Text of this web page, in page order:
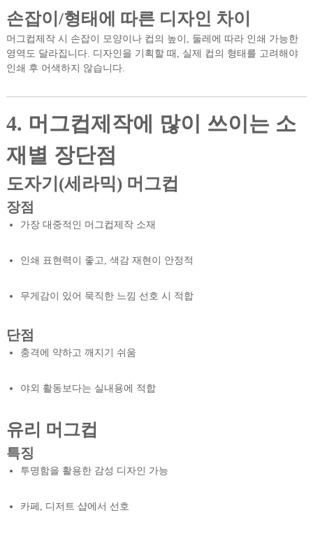
손잡이/형태에 따른 디자인 차이
머그컵제작 시 손잡이 모양이나 컵의 높이, 둘레에 따라 인쇄 가능한
영역도 달라집니다. 디자인을 기획할 때, 실제 컵의 형태를 고려해야
인쇄 후 어색하지 않습니다.
4. 머그컵제작에 많이 쓰이는 소
재별 장단점
도자기(세라믹) 머그컵
장점
가장 대중적인 머그컵제작 소재
인쇄 표현력이 좋고, 색감 재현이 안정적
무게감이 있어 묵직한 느낌 선호 시 적합
단점
충격에 약하고 깨지기 쉬움
야외 활동보다는 실내용에 적합
유리 머그컵
특징
투명함을 활용한 감성 디자인 가능
카페, 디저트 샵에서 선호